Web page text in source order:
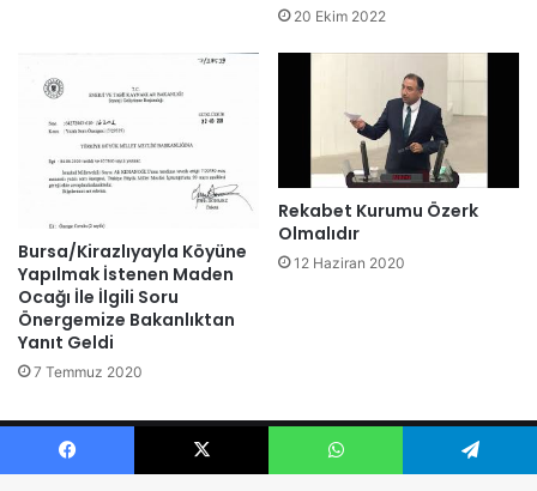
20 Ekim 2022
Bursa/Kirazlıyayla Köyüne
Yapılmak İstenen Maden
Ocağı İle İlgili Soru
Önergemize Bakanlıktan
Yanıt Geldi
7 Temmuz 2020
Rekabet Kurumu Özerk
Olmalıdır
12 Haziran 2020
© 2026 Ali KENANOĞLU Tüm Hakları Saklıdır.
Facebook X WhatsApp Telegram